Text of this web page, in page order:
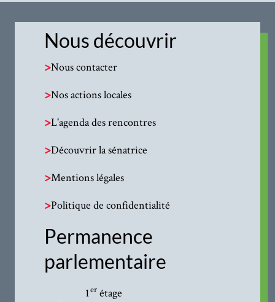
Nous découvrir
>Nous contacter
>Nos actions locales
>L'agenda des rencontres
>Découvrir la sénatrice
>Mentions légales
>Politique de confidentialité
Permanence
parlementaire
1erétage